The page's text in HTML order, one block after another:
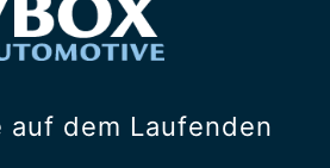
auf dem Laufenden